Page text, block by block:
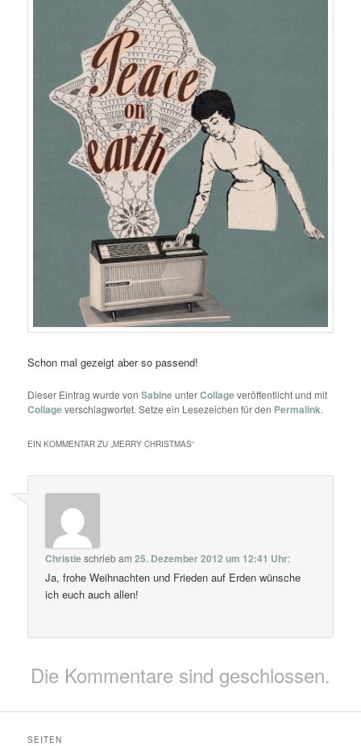
Schon mal gezeigt aber so passend!
Dieser Eintrag wurde vonSabineunterCollageveröffentlicht und mit
Collageverschlagwortet. Setze ein Lesezeichen für den Permalink.
EIN KOMMENTAR ZU „MERRY CHRISTMAS“
Christieschriebam25. Dezember 2012 um 12:41 Uhr:
Ja, frohe Weihnachten und Frieden auf Erden wünsche
ich euch auch allen!
Die Kommentare sind geschlossen.
SEITEN